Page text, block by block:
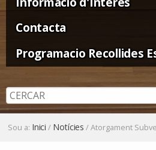
Contacta
Programacio Recollides
Sou a: Inici / Notícies /Atorgament